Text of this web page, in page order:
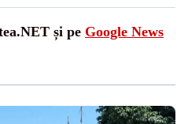
și pe Google News